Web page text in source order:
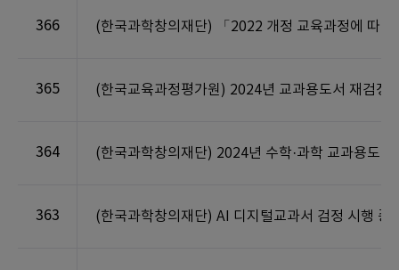
366 (한국과학창의재단) 「2022 개정 교육과정에 따
365 (한국교육과정평가원) 2024년 교과용도서 재검정
364 (한국과학창의재단) 2024년 수학·과학 교과용도
363 (한국과학창의재단) AI 디지털교과서 검정 시행 종